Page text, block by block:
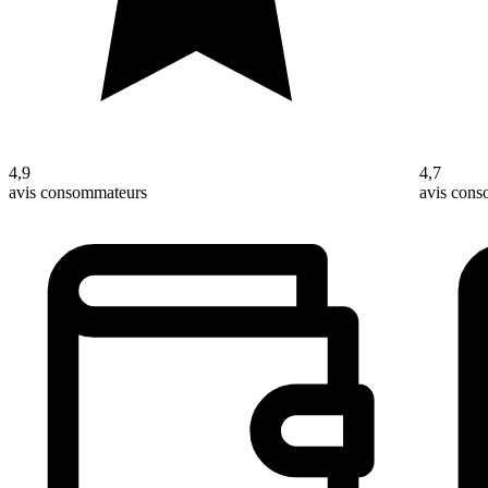
4,9
avis consommateurs
4,7
avis